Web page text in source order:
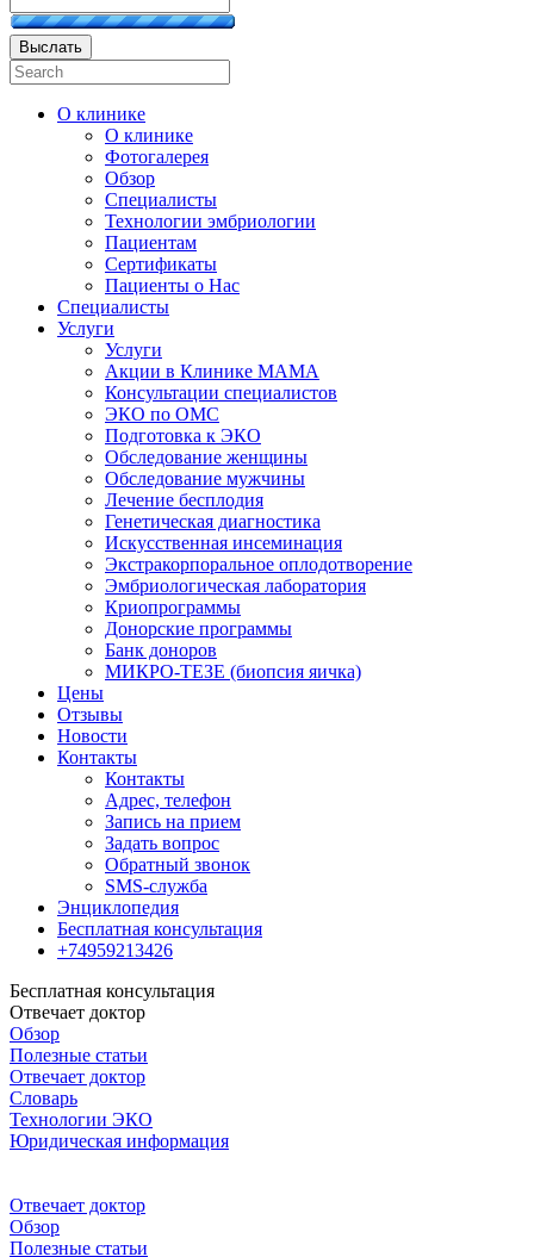
Выслать
О клинике
О клинике
Фотогалерея
Обзор
Специалисты
Технологии эмбриологии
Пациентам
Сертификаты
Пациенты о Нас
Специалисты
Услуги
Услуги
Акции в Клинике МАМА
Консультации специалистов
ЭКО по ОМС
Подготовка к ЭКО
Обследование женщины
Обследование мужчины
Лечение бесплодия
Генетическая диагностика
Искусственная инсеминация
Экстракорпоральное оплодотворение
Эмбриологическая лаборатория
Криопрограммы
Донорские программы
Банк доноров
МИКРО-ТЕЗЕ (биопсия яичка)
Цены
Отзывы
Новости
Контакты
Контакты
Адрес, телефон
Запись на прием
Задать вопрос
Обратный звонок
SMS-служба
Энциклопедия
Бесплатная консультация
+74959213426
Бесплатная консультация
Отвечает доктор
Обзор
Полезные статьи
Отвечает доктор
Словарь
Технологии ЭКО
Юридическая информация
Отвечает доктор
Обзор
Полезные статьи